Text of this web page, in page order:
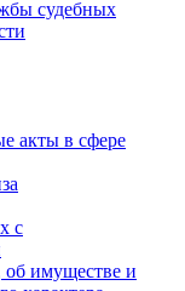
судебных
акты в сфере
с
об имуществе и